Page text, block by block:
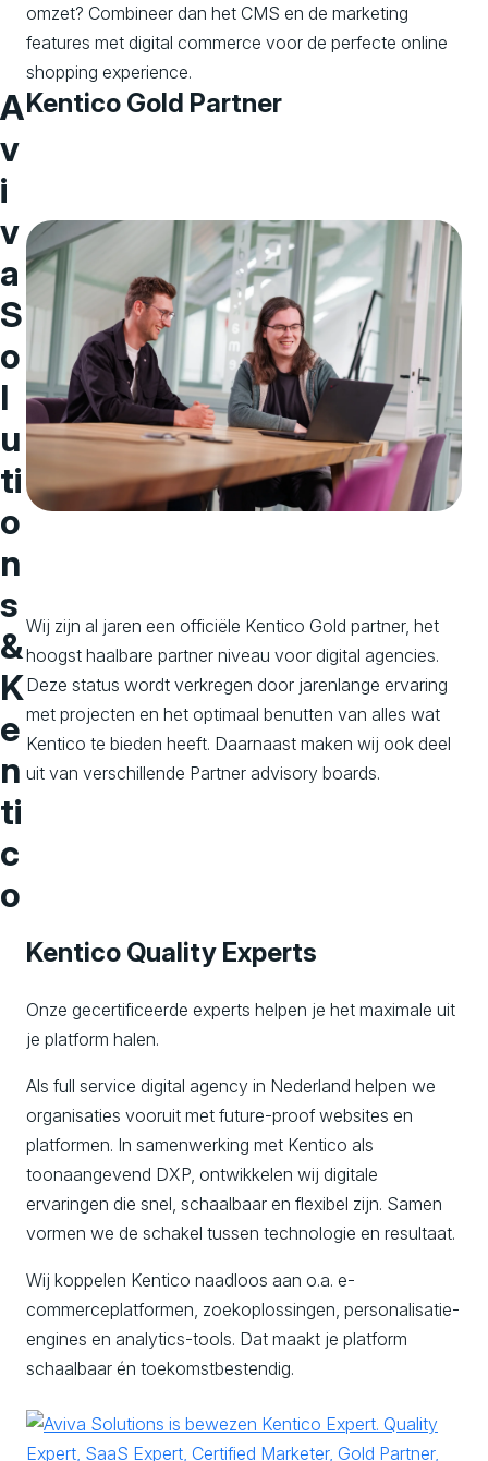
omzet? Combineer dan het CMS en de marketing
features met digital commerce voor de perfecte online
shopping experience.
A
v
i
v
a
S
o
l
u
ti
o
n
s
&
K
e
n
ti
c
o
Kentico Gold Partner
Wij zijn al jaren een officiële Kentico Gold partner, het
hoogst haalbare partner niveau voor digital agencies.
Deze status wordt verkregen door jarenlange ervaring
met projecten en het optimaal benutten van alles wat
Kentico te bieden heeft. Daarnaast maken wij ook deel
uit van verschillende Partner advisory boards.
Kentico Quality Experts
Onze gecertificeerde experts helpen je het maximale uit
je platform halen.
Als full service digital agency in Nederland helpen we
organisaties vooruit met future-proof websites en
platformen. In samenwerking met Kentico als
toonaangevend DXP, ontwikkelen wij digitale
ervaringen die snel, schaalbaar en flexibel zijn. Samen
vormen we de schakel tussen technologie en resultaat.
Wij koppelen Kentico naadloos aan o.a. e-
commerceplatformen, zoekoplossingen, personalisatie-
engines en analytics-tools. Dat maakt je platform
schaalbaar én toekomstbestendig.